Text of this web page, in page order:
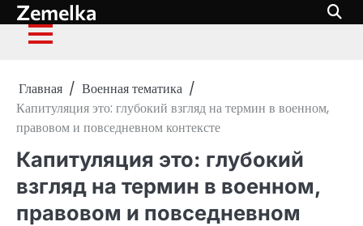
Перейти
к
содержимому
Zemelka
Главная
Военная тематика
Капитуляция это: глубокий взгляд на термин в военном,
правовом и повседневном контексте
Капитуляция это: глубокий
взгляд на термин в военном,
правовом и повседневном